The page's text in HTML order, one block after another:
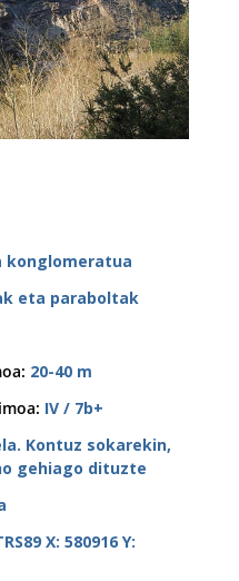
konglomeratua
eta paraboltak
: 20-40 m
: IV / 7b+
Kontuz sokarekin,
gehiago dituzte
X: 580916 Y: